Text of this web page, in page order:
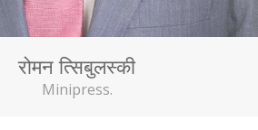
रोमन त्सिबुलस्की
Minipress.